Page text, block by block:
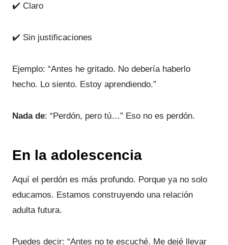
✔️ Claro
✔️ Sin justificaciones
Ejemplo: “Antes he gritado. No debería haberlo
hecho. Lo siento. Estoy aprendiendo.”
Nada de: “Perdón, pero tú…” Eso no es perdón.
En la adolescencia
Aquí el perdón es más profundo. Porque ya no solo
educamos. Estamos construyendo una relación
adulta futura.
Puedes decir: “Antes no te escuché. Me dejé llevar